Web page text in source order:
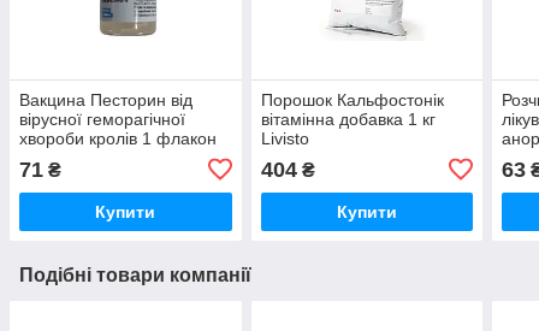
Вакцина Песторин від
вірусної геморагічної
хвороби кролів 1 флакон
71 ₴
Купити
Порошок Кальфостонік
вітамінна добавка 1 кг
Livisto
404₴
Купити
63
Подібні товари компанії